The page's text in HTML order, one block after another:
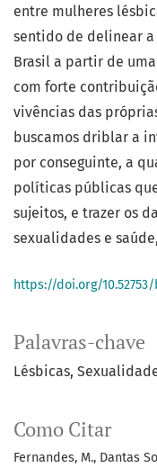
Palavras-chave
Lésbicas
Como Citar
Fernandes, M., Dantas
entre mulheres
sentido de delinear a
Brasil a partir de
com forte
vivências das
buscamos driblar a
por conseguinte, a
políticas públicas
sujeitos, e trazer os
sexualidades e
https://doi.org/10.52753/